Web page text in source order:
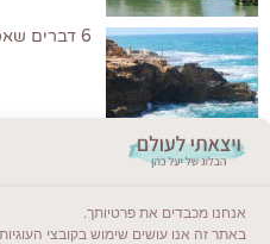
אנחנו מכבדים את פרטיותך.
באתר זה אנו עושים שימוש בקובצי
6 דברים שאפשר לעשות בראש הנקרה
ייעדים מומלצים